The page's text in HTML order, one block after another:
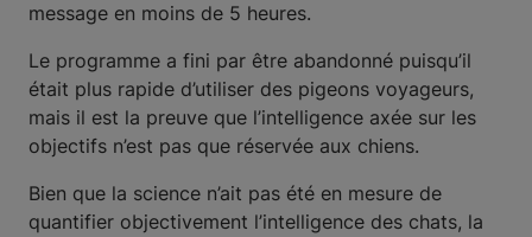
message en moins de 5 heures.
Le programme a fini par être abandonné puisqu’il
était plus rapide d’utiliser des pigeons voyageurs,
mais il est la preuve que l’intelligence axée sur les
objectifs n’est pas que réservée aux chiens.
Bien que la science n’ait pas été en mesure de
quantifier objectivement l’intelligence des chats, la